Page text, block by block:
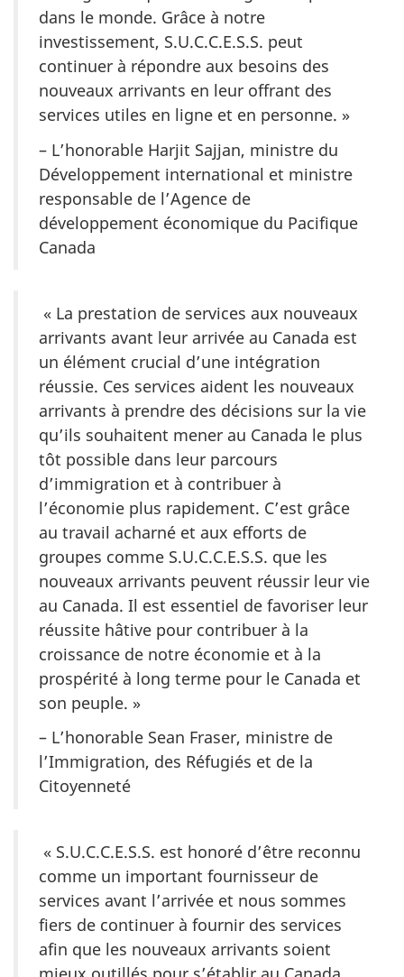
dans le monde. Grâce à notre
investissement, S.U.C.C.E.S.S. peut
continuer à répondre aux besoins des
nouveaux arrivants en leur offrant des
services utiles en ligne et en personne. »
– L’honorable Harjit Sajjan, ministre du
Développement international et ministre
responsable de l’Agence de
développement économique du Pacifique
Canada
« La prestation de services aux nouveaux
arrivants avant leur arrivée au Canada est
un élément crucial d’une intégration
réussie. Ces services aident les nouveaux
arrivants à prendre des décisions sur la vie
qu’ils souhaitent mener au Canada le plus
tôt possible dans leur parcours
d’immigration et à contribuer à
l’économie plus rapidement. C’est grâce
au travail acharné et aux efforts de
groupes comme S.U.C.C.E.S.S. que les
nouveaux arrivants peuvent réussir leur vie
au Canada. Il est essentiel de favoriser leur
réussite hâtive pour contribuer à la
croissance de notre économie et à la
prospérité à long terme pour le Canada et
son peuple. »
– L’honorable Sean Fraser, ministre de
l’Immigration, des Réfugiés et de la
Citoyenneté
« S.U.C.C.E.S.S. est honoré d’être reconnu
comme un important fournisseur de
services avant l’arrivée et nous sommes
fiers de continuer à fournir des services
afin que les nouveaux arrivants soient